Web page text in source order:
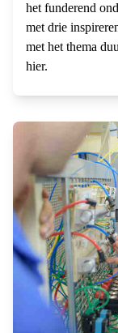
het funderend
met drie
met het thema
hier.